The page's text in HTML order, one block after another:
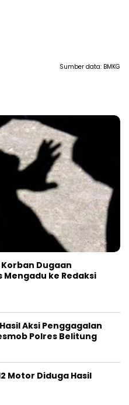
Sumber data: BMKG
Dugaan
ke Redaksi
Aksi Penggagalan
Polres Belitung
Motor Diduga Hasil